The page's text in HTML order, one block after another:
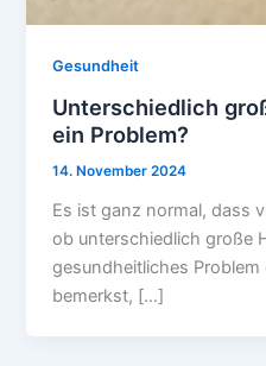
Gesundheit
Unterschiedlich
ein Problem?
14. November 2024
Es ist ganz normal, dass
ob unterschiedlich große
gesundheitliches
bemerkst, […]